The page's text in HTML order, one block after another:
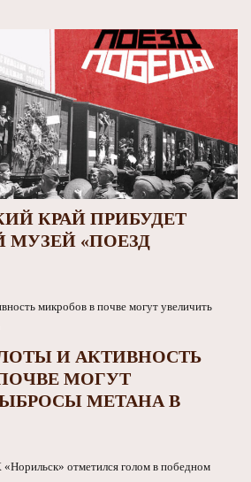
КРАЙ ПРИБУДЕТ
«ПОЕЗД
И АКТИВНОСТЬ
МОГУТ
МЕТАНА В